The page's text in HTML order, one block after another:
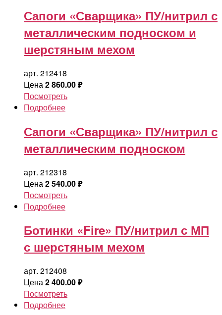
Сапоги «Сварщика» ПУ/нитрил с
металлическим подноском и
шерстяным мехом
арт. 212418
Цена2 860.00₽
Посмотреть
Подробнее
Сапоги «Сварщика» ПУ/нитрил с
металлическим подноском
арт. 212318
Цена 2 540.00₽
Посмотреть
Подробнее
Ботинки «Fire» ПУ/нитрил с МП
с шерстяным мехом
арт. 212408
Цена2 400.00₽
Посмотреть
Подробнее